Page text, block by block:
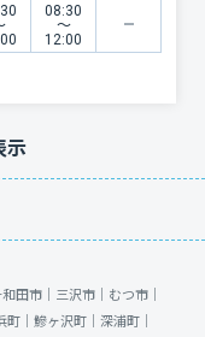
08:30
〜
12:00
示
田市｜ 三沢市｜ むつ市｜
町｜ 鰺ヶ沢町｜ 深浦町｜